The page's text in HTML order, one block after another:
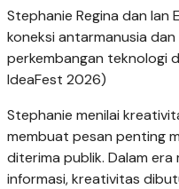
Stephanie Regina dan
koneksi antarmanusia
perkembangan teknologi
IdeaFest 2026)
Stephanie menilai
membuat pesan penting
diterima publik. Dalam
informasi, kreativitas